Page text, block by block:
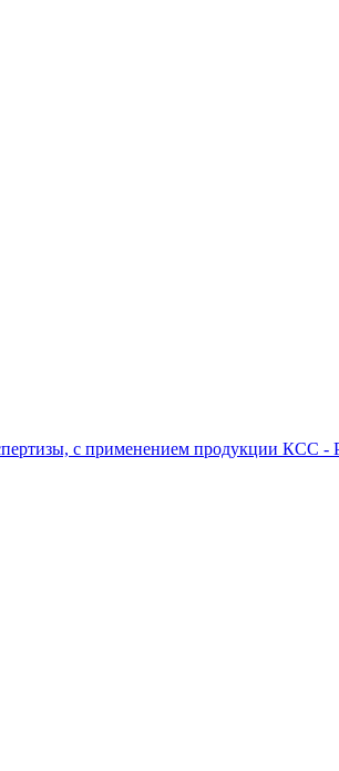
с применением продукции